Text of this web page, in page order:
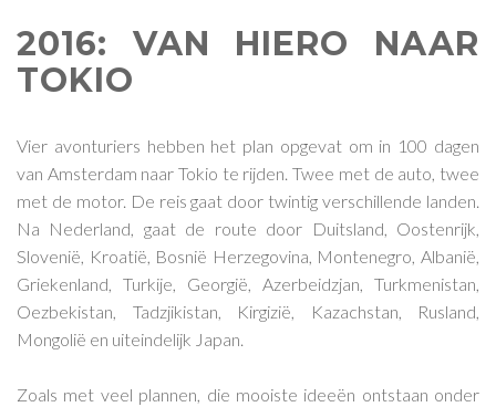
2016: VAN HIERO NAAR
TOKIO
Vier avonturiers hebben het plan opgevat om in 100 dagen
van Amsterdam naar Tokio te rijden. Twee met de auto, twee
met de motor. De reis gaat door twintig verschillende landen.
Na Nederland, gaat de route door Duitsland, Oostenrijk,
Slovenië, Kroatië, Bosnië Herzegovina, Montenegro, Albanië,
Griekenland, Turkije, Georgië, Azerbeidzjan, Turkmenistan,
Oezbekistan, Tadzjikistan, Kirgizië, Kazachstan, Rusland,
Mongolië en uiteindelijk Japan.
Zoals met veel plannen, die mooiste ideeën ontstaan onder